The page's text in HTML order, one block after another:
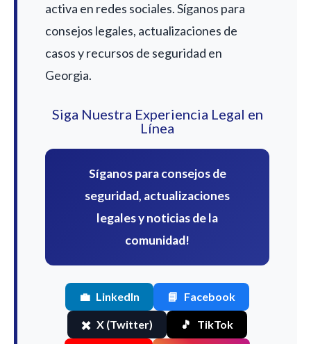
activa en redes sociales. Síganos para
consejos legales, actualizaciones de
casos y recursos de seguridad en
Georgia.
Siga Nuestra Experiencia Legal en
Línea
Síganos para consejos de
seguridad, actualizaciones
legales y noticias de la
comunidad!
💼 LinkedIn 📘 Facebook
✖️ X (Twitter) 🎵 TikTok